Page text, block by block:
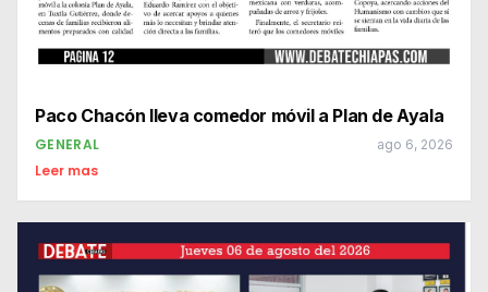
Paco Chacón lleva comedor móvil a Plan de Ayala
GENERAL ago 6, 2026
Leer mas